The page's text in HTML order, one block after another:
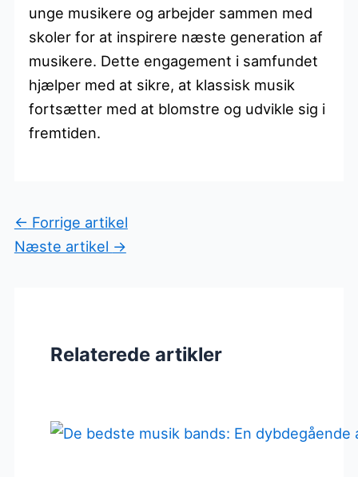
unge musikere og arbejder sammen med
skoler for at inspirere næste generation af
musikere. Dette engagement i samfundet
hjælper med at sikre, at klassisk musik
fortsætter med at blomstre og udvikle sig i
fremtiden.
← Forrige artikel
Næste artikel →
Relaterede artikler